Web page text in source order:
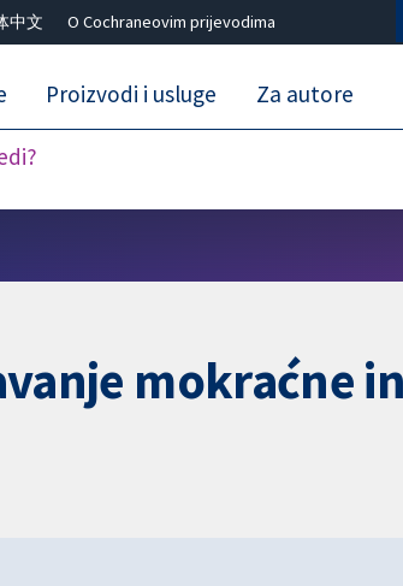
中文 O Cochraneovim prijevodima
Proizvodi i usluge Za autore
mokraćne